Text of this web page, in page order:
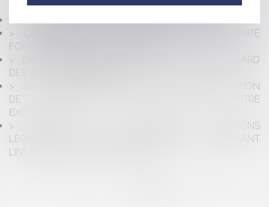
CONTRACTUELLES DANS LE SECTEUR FINANCIER
CAUTIONNEMENT : QUALIFICATION DE L'INDEMNITÉ
FORFAITAIRE DE RECOUVREMENT
DEVOIR DE MISE EN GARDE DU BANQUIER À L'ÉGARD
DES ASSOCIÉS D'UNE SNC
SUR LA RECEVABILITÉ DE L'ACTION EN LIQUIDATION
DE LA CRÉANCE CONSTATÉE PAR UN TITRE
EXÉCUTOIRE
FOCUS SUR LES DERNIÈRES ÉVOLUTIONS
LÉGISLATIVES ET JURISPRUDENTIELLES CONCERNANT
L’INVESTISSEMENT DANS LES PME